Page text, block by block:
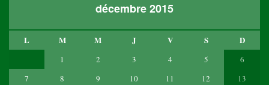
décembre 2015
L M M J V S D
1 2 3 4 5
6
7
8 9 10 11 12
13